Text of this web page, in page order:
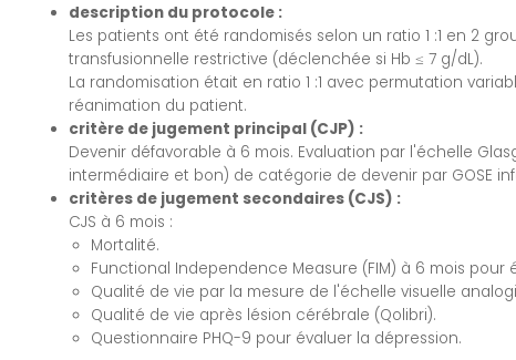
description du protocole :
Les patients ont été randomisés selon un ratio 1 :1 en 2
transfusionnelle restrictive (déclenchée si Hb ≤ 7 g/dL).
La randomisation était en ratio 1 :1 avec permutation
réanimation du patient.
critère de jugement principal (CJP) :
Devenir défavorable à 6 mois. Evaluation par l'échelle
intermédiaire et bon) de catégorie de devenir par GOSE
critères de jugement secondaires (CJS) :
CJS à 6 mois :
Mortalité.
Functional Independence Measure (FIM) à 6 mois
Qualité de vie par la mesure de l'échelle visuelle
Qualité de vie après lésion cérébrale (Qolibri).
Questionnaire PHQ-9 pour évaluer la dépression.